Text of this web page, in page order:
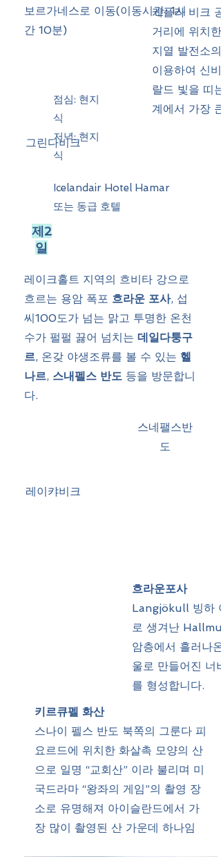
케플라 비크
거리에 위치
지열 발전소
이용하여 신
랄드 빛을 띠
계에서 가장
보르가네스로 이동​(이동시간: 1시
간 10분)
점심: 현지
식
저녁: 현지
식
Icelandair Hotel Hamar
또는 동급 호텔
그린다비크
제2
일
레이크홀트 지역의 흐비타 강으로
흐르는 용암 폭포 흐라운 포사, 섭
씨100도가 넘는 맑고 투명한 온천
수가 펄펄 끓어 넘치는 데일다퉁구
르, 온갖 야생조류를 볼 수 있는 헬
나르, 스내펠스 반도 등을 방문합니
다.
레이캬비크
스네팰스반
도
흐라운포사
Langjökull 빙하
로 생겨난
암층에서 흘러나
울로 만들어진 너
를 형성합니다.
키르큐펠 화산
스나이 펠스 반도 북쪽의 그룬다 피
요르드에 위치한 화살촉 모양의 산
으로 일명 “교회산” 이라 불리며 미
국드라마 “왕좌의 게임”의 촬영 장
소로 유명해져 아이슬란드에서 가
장 많이 촬영된 산 가운데 하나임